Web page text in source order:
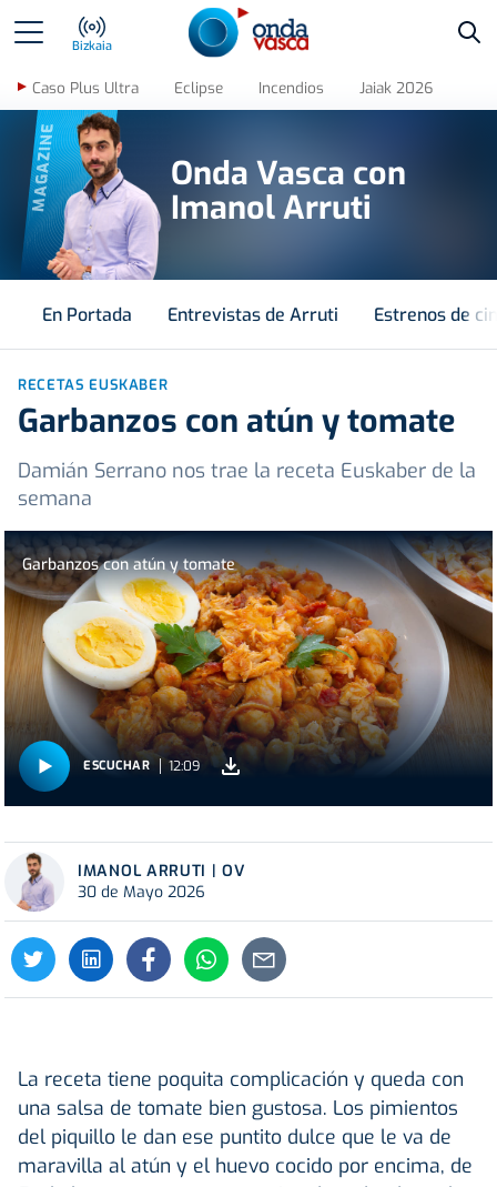
Bizkaia
Caso Plus Ultra Eclipse Incendios Jaiak 2026
MAGAZINE
Onda Vasca con
Imanol Arruti
En Portada Entrevistas de Arruti Estrenos de
RECETAS EUSKABER
Garbanzos con atún y tomate
Damián Serrano nos trae la receta Euskaber de la
semana
Garbanzos con atún y tomate
ESCUCHAR 12:09
IMANOL ARRUTI | OV
30 de Mayo 2026
La receta tiene poquita complicación y queda con
una salsa de tomate bien gustosa. Los pimientos
del piquillo le dan ese puntito dulce que le va de
maravilla al atún y el huevo cocido por encima, de